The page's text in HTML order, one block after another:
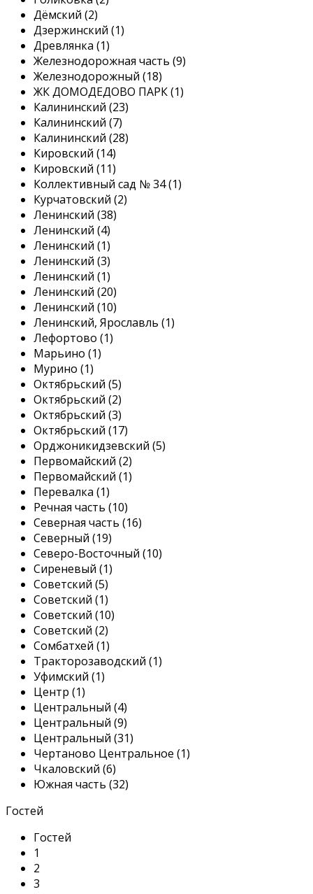
Дëмский (2)
Дзержинский (1)
Древлянка (1)
Железнодорожная часть (9)
Железнодорожный (18)
ЖК ДОМОДЕДОВО ПАРК (1)
Калининский (23)
Калининский (7)
Калининский (28)
Кировский (14)
Кировский (11)
Коллективный сад № 34 (1)
Курчатовский (2)
Ленинский (38)
Ленинский (4)
Ленинский (1)
Ленинский (3)
Ленинский (1)
Ленинский (20)
Ленинский (10)
Ленинский, Ярославль (1)
Лефортово (1)
Марьино (1)
Мурино (1)
Октябрьский (5)
Октябрьский (2)
Октябрьский (3)
Октябрьский (17)
Орджоникидзевский (5)
Первомайский (2)
Первомайский (1)
Перевалка (1)
Речная часть (10)
Северная часть (16)
Северный (19)
Северо-Восточный (10)
Сиреневый (1)
Советский (5)
Советский (1)
Советский (10)
Советский (2)
Сомбатхей (1)
Тракторозаводский (1)
Уфимский (1)
Центр (1)
Центральный (4)
Центральный (9)
Центральный (31)
Чертаново Центральное (1)
Чкаловский (6)
Южная часть (32)
Гостей
Гостей
1
2
3